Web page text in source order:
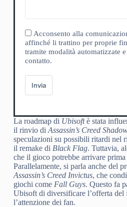
Acconsento alla
affinché li trattino per proprie
tramite modalità automatizzate
contatto.
Invia
La roadmap di Ubisoftè stata
il rinvio di Assassin’s Creed
speculazioni su possibili ritardi nel
il remake di Black Flag. Tuttavia,
che il gioco potrebbe arrivare
Parallelamente, si parla anche del
Assassin’s Creed Invictus, che
giochi come Fall Guys. Questo fa
Ubisoft di diversificare l’offerta del
l’attenzione dei fan.